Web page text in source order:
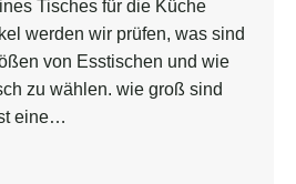
Tisches für die Küche
werden wir prüfen, was sind
von Esstischen und wie
zu wählen. wie groß sind
eine…